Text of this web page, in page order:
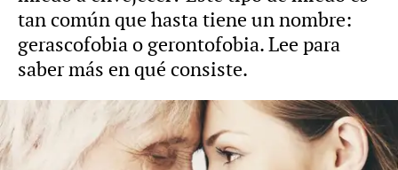
tan común que hasta tiene un nombre:
gerascofobia o gerontofobia. Lee para
saber más en qué consiste.